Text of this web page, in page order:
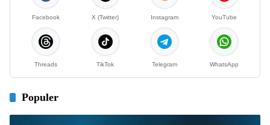
Facebook X (Twitter) Instagram YouTube
Threads TikTok Telegram WhatsApp
Populer